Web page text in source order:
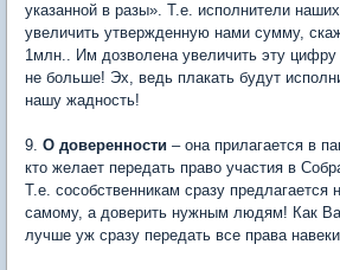
указанной в разы». Т.е. исполнители
увеличить утвержденную нами сумму,
1млн.. Им дозволена увеличить эту
не больше! Эх, ведь плакать будут
нашу жадность!
9. О доверенности – она прилагается в
кто желает передать право участия в
Т.е. сособственникам сразу предлагается
самому, а доверить нужным людям! Как
лучше уж сразу передать все права